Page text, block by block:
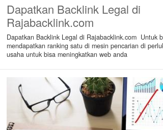
Dapatkan Backlink Legal di
Rajabacklink.com
Dapatkan Backlink Legal di Rajabacklink.com Untuk
mendapatkan ranking satu di mesin pencarian di
usaha untuk bisa meningkatkan web anda